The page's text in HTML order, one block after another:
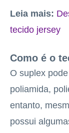
Leia mais:
tecido jersey
Como é o
O suplex
poliamida,
entanto,
possui